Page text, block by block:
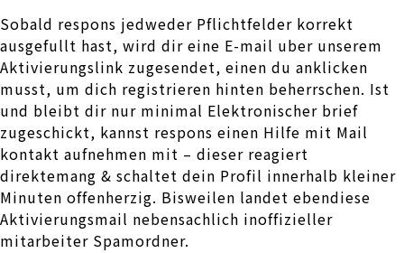
Sobald respons jedweder Pflichtfelder korrekt
ausgefullt hast, wird dir eine E-mail uber unserem
Aktivierungslink zugesendet, einen du anklicken
musst, um dich registrieren hinten beherrschen. Ist
und bleibt dir nur minimal Elektronischer brief
zugeschickt, kannst respons einen Hilfe mit Mail
kontakt aufnehmen mit – dieser reagiert
direktemang & schaltet dein Profil innerhalb kleiner
Minuten offenherzig. Bisweilen landet ebendiese
Aktivierungsmail nebensachlich inoffizieller
mitarbeiter Spamordner.